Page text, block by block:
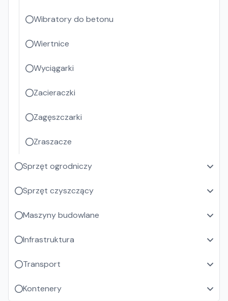
Wibratory do betonu
Wiertnice
Wyciągarki
Zacieraczki
Zagęszczarki
Zraszacze
Sprzęt ogrodniczy
Sprzęt czyszczący
Maszyny budowlane
Infrastruktura
Transport
Kontenery